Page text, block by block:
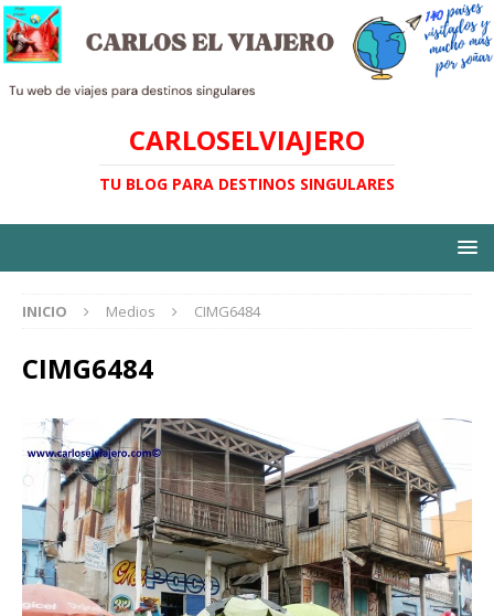
CARLOSELVIAJERO
TU BLOG PARA DESTINOS SINGULARES
INICIO Medios CIMG6484
CIMG6484